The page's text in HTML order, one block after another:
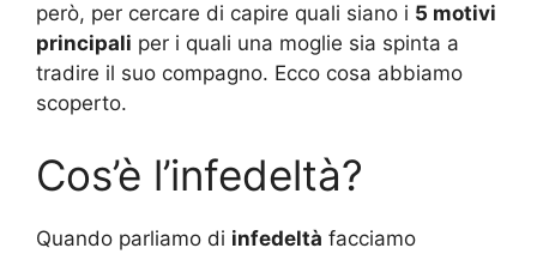
però, per cercare di capire quali siano i 5 motivi
principali per i quali una moglie sia spinta a
tradire il suo compagno. Ecco cosa abbiamo
scoperto.
Cos’è l’infedeltà?
Quando parliamo di infedeltà facciamo